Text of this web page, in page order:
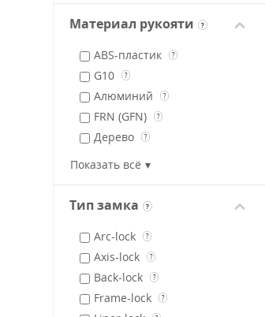
Материал рукояти ?
ABS-пластик ?
G10 ?
Алюминий ?
FRN (GFN) ?
Дерево ?
Поликарбонат
Резина ?
Сталь ?
Термопластик
Термопластик GRN
Показать всё
Тип замка ?
Arc-lock ?
Axis-lock ?
Back-lock ?
Frame-lock ?